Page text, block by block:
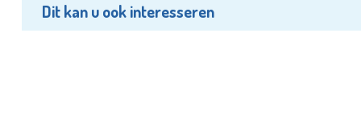
Dit kan u ook interesseren